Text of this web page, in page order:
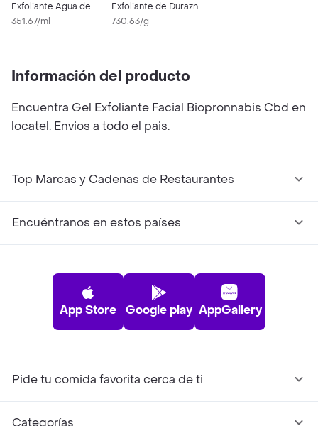
Exfoliante Agua de
Rosas
351.67/ml
Exfoliante de Durazno
y Chocolate
730.63/g
Información del producto
Encuentra Gel Exfoliante Facial Biopronnabis Cbd en
locatel. Envios a todo el pais.
Top Marcas y Cadenas de Restaurantes
Encuéntranos en estos países
App Store Google play AppGallery
Pide tu comida favorita cerca de ti
Categorías